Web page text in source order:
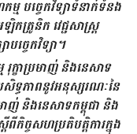
ម្ម បច្ចេកវិទ្យាទំនាក់ទំនង
ឡិកត្រូនិក វេជ្ជសាស្រ្ត
ច្ចេកវិទ្យា។
ក្ខាប្រមាញ់ និងនេសាទ
សិទ្ធភាពនូវអនុស្សរណៈនៃ
ាញ់ និងនេសាទកម្ពុជា និង
កិច្ចសហប្រតិបត្តិការក្នុង